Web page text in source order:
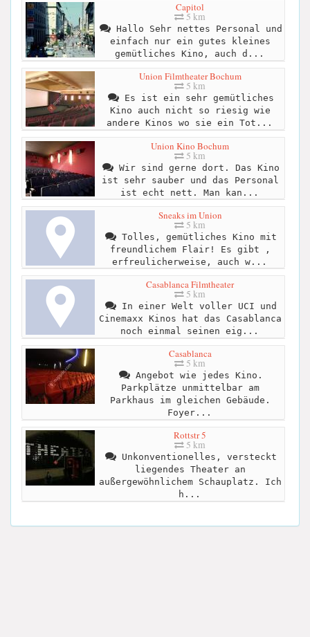
Capitol
5 km
Hallo Sehr nettes Personal und
einfach nur ein gutes kleines
gemütliches Kino, auch d...
Union Filmtheater Bochum
5 km
Es ist ein sehr gemütliches
Kino auch nicht so riesig wie
andere Kinos wo sie ein Tot...
Union Kino Bochum
5 km
Wir sind gerne dort. Das Kino
ist sehr sauber und das Personal
ist echt nett. Man kan...
Sneaks im Union
5 km
Tolles, gemütliches Kino mit
freundlichem Flair! Es gibt ,
erfreulicherweise, auch w...
Casablanca Filmtheater
5 km
In einer Welt voller UCI und
Cinemaxx Kinos hat das Casablanca
noch einmal seinen eig...
Casablanca
5 km
Angebot wie jedes Kino.
Parkplätze unmittelbar am
Parkhaus im gleichen Gebäude.
Foyer...
Rottstr 5
5 km
Unkonventionelles, versteckt
liegendes Theater an
außergewöhnlichem Schauplatz. Ich
h...